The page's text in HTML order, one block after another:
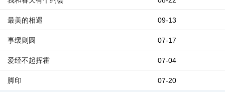
09-13
最美的相遇
07-17
事缓则圆
07-04
爱经不起挥霍
07-20
脚印